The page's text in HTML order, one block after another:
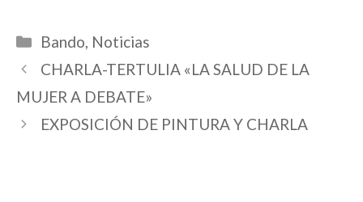
Categorías
Bando, Noticias
CHARLA-TERTULIA «LA SALUD DE LA
MUJER A DEBATE»
EXPOSICIÓN DE PINTURA Y CHARLA